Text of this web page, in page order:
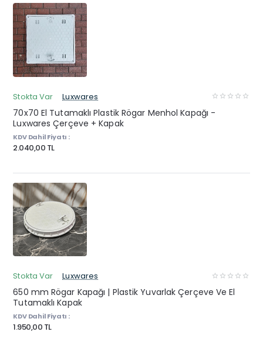
Stokta Var Luxwares
70x70 El Tutamaklı Plastik Rögar Menhol Kapağı -
Luxwares Çerçeve + Kapak
KDV Dahil Fiyatı :
2.040,00 TL
Stokta Var Luxwares
650 mm Rögar Kapağı | Plastik Yuvarlak Çerçeve Ve El
Tutamaklı Kapak
KDV Dahil Fiyatı :
1.950,00 TL